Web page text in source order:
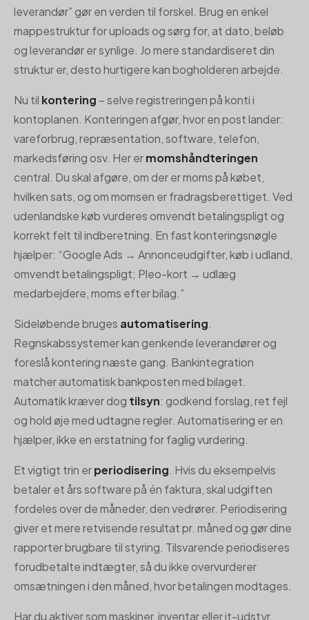
leverandør” gør en verden til forskel. Brug en enkel
mappestruktur for uploads og sørg for, at dato, beløb
og leverandør er synlige. Jo mere standardiseret din
struktur er, desto hurtigere kan bogholderen arbejde.
Nu til kontering – selve registreringen på konti i
kontoplanen. Konteringen afgør, hvor en post lander:
vareforbrug, repræsentation, software, telefon,
markedsføring osv. Her ermomshåndteringen
central. Du skal afgøre, om der er moms på købet,
hvilken sats, og om momsen er fradragsberettiget. Ved
udenlandske køb vurderes omvendt betalingspligt og
korrekt felt til indberetning. En fast konteringsnøgle
hjælper: “Google Ads → Annonceudgifter, køb i udland,
omvendt betalingspligt; Pleo-kort → udlæg
medarbejdere, moms efter bilag.”
Sideløbende bruges automatisering.
Regnskabssystemer kan genkende leverandører og
foreslå kontering næste gang. Bankintegration
matcher automatisk bankposten med bilaget.
Automatik kræver dog tilsyn: godkend forslag, ret fejl
og hold øje med udtagne regler. Automatisering er en
hjælper, ikke en erstatning for faglig vurdering.
Et vigtigt trin erperiodisering. Hvis du eksempelvis
betaler et års software på én faktura, skal udgiften
fordeles over de måneder, den vedrører. Periodisering
giver et mere retvisende resultat pr. måned og gør dine
rapporter brugbare til styring. Tilsvarende periodiseres
forudbetalte indtægter, så du ikke overvurderer
omsætningen i den måned, hvor betalingen modtages.
Har du aktiver som maskiner, inventar eller it-udstyr,